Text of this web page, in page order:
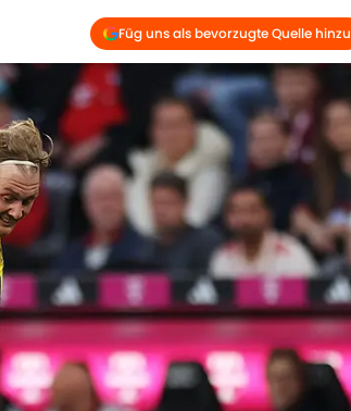
Füg uns als bevorzugte Quelle hinzu